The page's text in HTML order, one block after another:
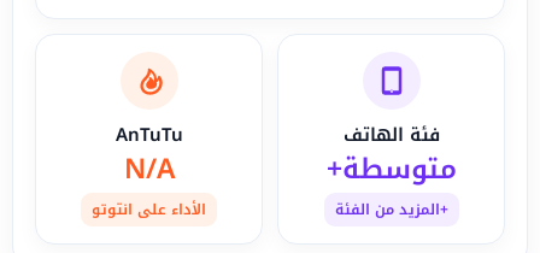
فئة الهاتف
متوسطة+
+المزيد من الفئة
AnTuTu
N/A
الأداء على انتوتو